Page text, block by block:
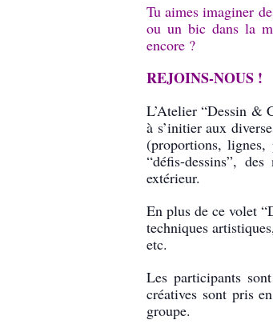
Tu aimes imaginer
ou un bic dans la
encore ?
REJOINS-NOUS !
L’Atelier “Dessin &
à s’initier aux
(proportions,
“défis-dessins”,
extérieur.
En plus de ce volet
techniques
etc.
Les participants
créatives sont pris
groupe.